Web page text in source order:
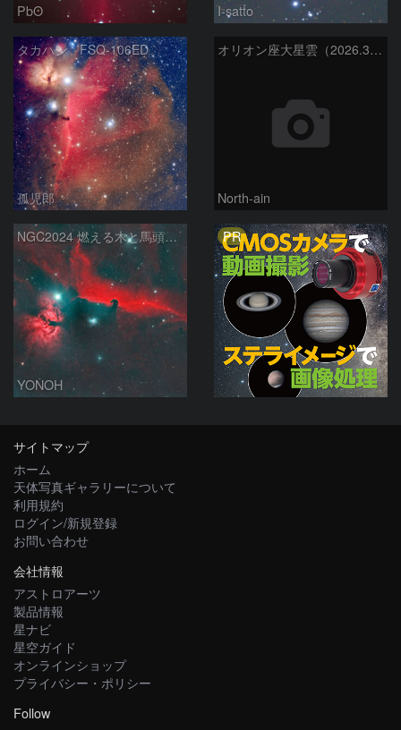
PbO I-satto
タカハシ FSQ-106ED
孤児郎
オリオン座大星雲（2026.3.15）
North-ain
NGC2024 燃える木と馬頭星雲
YONOH
PR
サイトマップ
ホーム
天体写真ギャラリーについて
利用規約
ログイン/新規登録
お問い合わせ
会社情報
アストロアーツ
製品情報
星ナビ
星空ガイド
オンラインショップ
プライバシー・ポリシー
Follow